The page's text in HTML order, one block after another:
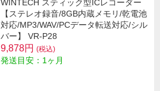
WINTECH スティック型ICレコーダー
【ステレオ録音/8GB内蔵メモリ/乾電池
対応/MP3/WAV/PCデータ転送対応/シル
バー】 VR-P28
9,878円 (税込)
発送目安：1ヶ月